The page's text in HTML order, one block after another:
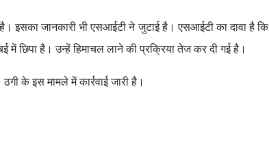
इसका जानकारी भी एसआईटी ने जुटाई है। एसआईटी का दावा है कि
में छिपा है। उन्हें हिमाचल लाने की प्रक्रिया तेज कर दी गई है।
के इस मामले में कार्रवाई जारी है।